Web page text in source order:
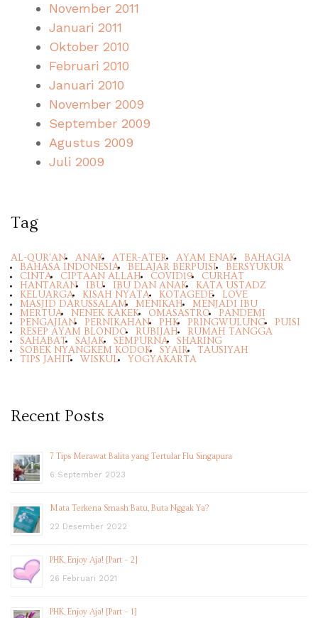
November 2011
Januari 2011
Oktober 2010
Februari 2010
Januari 2010
November 2009
September 2009
Agustus 2009
Juli 2009
Tag
AL-QUR'AN ANAK ATER-ATER AYAM ENAK
BAHAGIA
BAHASA INDONESIA
BELAJAR BERPUISI
BERSYUKUR
CINTA
CIPTAAN ALLAH COVID19
CURHAT
HANTARAN
IBU IBU DAN ANAK
KATA USTADZ
KELUARGA
KISAH NYATA KOTAGEDE
LOVE
MASJID DARUSSALAM
MENIKAH
MENJADI IBU
MERTUA
NENEK KAKEK OMASASTRO
PANDEMI
PENGAJIAN
PERNIKAHAN PHK PRINGWULUNG
PUISI
RESEP AYAM BLONDO
RUBIJAH
RUMAH TANGGA
SAHABAT
SAJAK SEMPURNA
SHARING
SOBEK NYANGKEM KODOK
SYAIR
TAUSIYAH
TIPS JAHIT
WISKUL YOGYAKARTA
Recent Posts
7 Tips Merawat Balita yang Tertular Flu Singapura
6 September 2023
Mata Terkena Smash Batu, Buta Nggak Ya?
22 Desember 2022
PHK, Enjoy Aja! [Part – 2]
26 Februari 2021
PHK, Enjoy Aja! [Part – 1]